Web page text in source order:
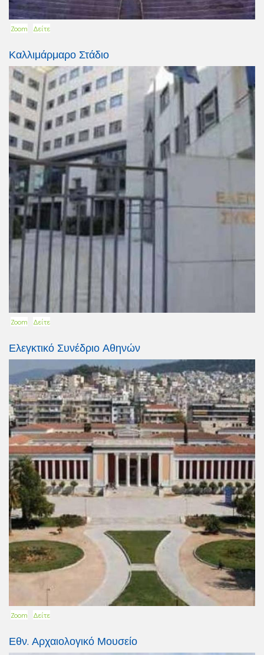
Zoom Δείτε
Καλλιμάρμαρο Στάδιο
Zoom Δείτε
Ελεγκτικό Συνέδριο Αθηνών
Zoom Δείτε
Εθν. Αρχαιολογικό Μουσείο